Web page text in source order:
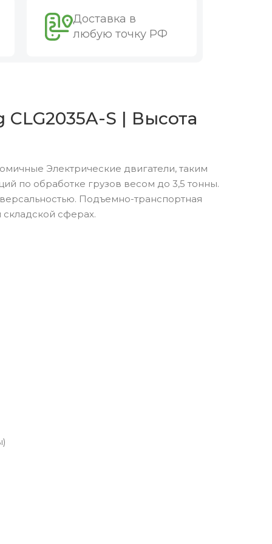
Доставка в
любую точку РФ
S | Высота
Электрические двигатели, таким
по обработке грузов весом до 3,5 тонны.
Подъемно-транспортная
сферах.